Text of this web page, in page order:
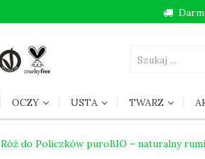
OCZY USTA TWARZ
Róż do Policzków puroBIO – naturalny